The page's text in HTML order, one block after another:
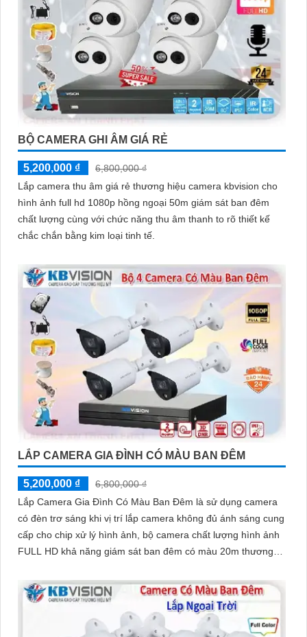
BỘ CAMERA GHI ÂM GIÁ RẺ
5,200,000 ₫
6,800,000 ₫
Lắp camera thu âm giá rẻ thương hiệu camera kbvision cho
hình ảnh full hd 1080p hồng ngoại 50m giám sát ban đêm
chất lượng cùng với chức năng thu âm thanh to rõ thiết kế
chắc chắn bằng kim loại tinh tế.
LẮP CAMERA GIA ĐÌNH CÓ MÀU BAN ĐÊM
5,200,000 ₫
6,800,000 ₫
Lắp Camera Gia Đình Có Màu Ban Đêm là sử dụng camera
có đèn trơ sáng khi vị trí lắp camera không đủ ánh sáng cung
cấp cho chip xử lý hình ảnh, bộ camera chất lượng hình ảnh
FULL HD khả năng giám sát ban đêm có màu 20m thương